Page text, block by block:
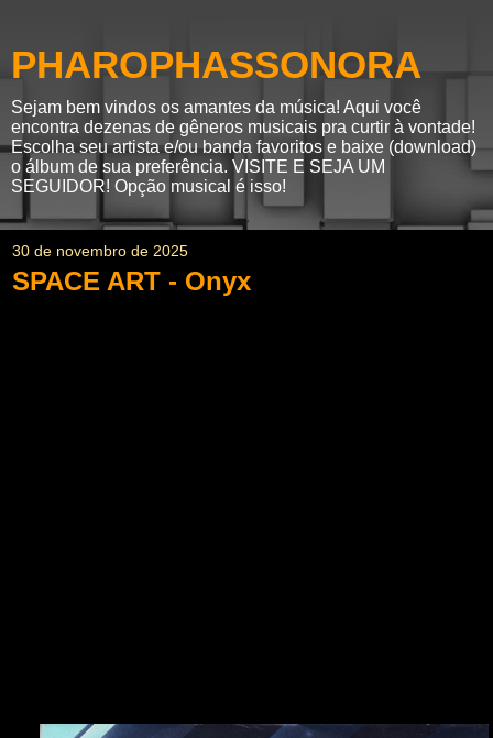
PHAROPHASSONORA
Sejam bem vindos os amantes da música! Aqui você
encontra dezenas de gêneros musicais pra curtir à vontade!
Escolha seu artista e/ou banda favoritos e baixe (download)
o álbum de sua preferência. VISITE E SEJA UM
SEGUIDOR! Opção musical é isso!
30 de novembro de 2025
SPACE ART - Onyx